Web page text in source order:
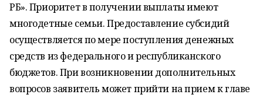
РБ». Приоритет в получении выплаты имеют
многодетные семьи. Предоставление субсидий
осуществляется по мере поступления денежных
средств из федерального и республиканского
бюджетов. При возникновении дополнительных
вопросов заявитель может прийти на прием к главе